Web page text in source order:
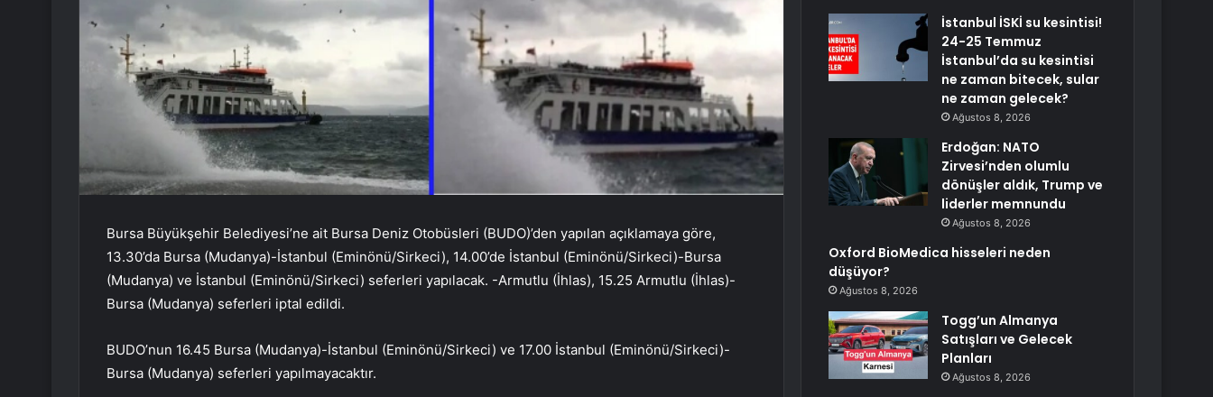
Bursa Büyükşehir Belediyesi’ne ait Bursa Deniz Otobüsleri (BUDO)’den yapılan açıklamaya göre,
13.30’da Bursa (Mudanya)-İstanbul (Eminönü/Sirkeci), 14.00’de İstanbul (Eminönü/Sirkeci)-Bursa
(Mudanya) ve İstanbul (Eminönü/Sirkeci) seferleri yapılacak. -Armutlu (İhlas), 15.25 Armutlu (İhlas)-
Bursa (Mudanya) seferleri iptal edildi.
BUDO’nun 16.45 Bursa (Mudanya)-İstanbul (Eminönü/Sirkeci) ve 17.00 İstanbul (Eminönü/Sirkeci)-
Bursa (Mudanya) seferleri yapılmayacaktır.
İstanbul İSKİ su kesintisi!
24-25 Temmuz
İstanbul’da su kesintisi
ne zaman bitecek, sular
ne zaman gelecek?
Ağustos 8, 2026
Erdoğan: NATO
Zirvesi’nden olumlu
dönüşler aldık, Trump ve
liderler memnundu
Ağustos 8, 2026
Oxford BioMedica hisseleri neden
düşüyor?
Ağustos 8, 2026
Togg’un Almanya
Satışları ve Gelecek
Planları
Ağustos 8, 2026